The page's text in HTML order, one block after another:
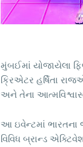
મુંબઈમાં યોજાયેલા
ક્રિએટર હર્ષિતા
અને તેના
આ ઇવેન્ટમાં ભારતના
વિવિધ બ્રાન્ડ